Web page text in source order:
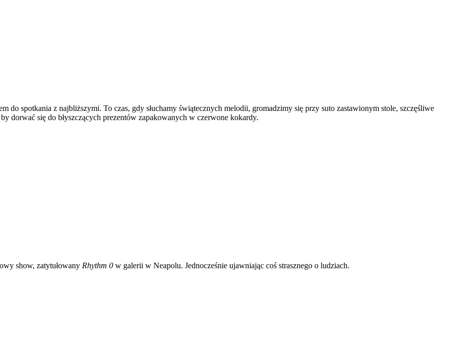
do spotkania z najbliższymi. To czas, gdy słuchamy świątecznych melodii, gromadzimy się przy suto zastawionym stole, szczęśliwe
dorwać się do błyszczących prezentów zapakowanych w czerwone kokardy.
show, zatytułowany Rhythm 0 w galerii w Neapolu. Jednocześnie ujawniając coś strasznego o ludziach.